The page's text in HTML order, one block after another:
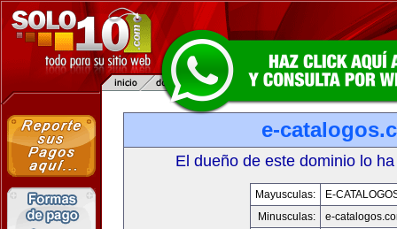
e-
El dueño de este dominio lo
Mayusculas:
E-
Minusculas:
e-